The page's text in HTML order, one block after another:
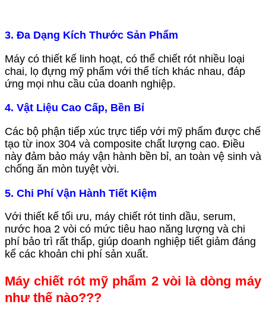
3. Đa Dạng Kích Thước Sản Phẩm
Máy có thiết kế linh hoạt, có thể chiết rót nhiều loại
chai, lọ đựng mỹ phẩm với thể tích khác nhau, đáp
ứng mọi nhu cầu của doanh nghiệp.
4. Vật Liệu Cao Cấp, Bền Bỉ
Các bộ phận tiếp xúc trực tiếp với mỹ phẩm được chế
tạo từ inox 304 và composite chất lượng cao. Điều
này đảm bảo máy vận hành bền bỉ, an toàn vệ sinh và
chống ăn mòn tuyệt vời.
5. Chi Phí Vận Hành Tiết Kiệm
Với thiết kế tối ưu, máy chiết rót tinh dầu, serum,
nước hoa 2 vòi có mức tiêu hao năng lượng và chi
phí bảo trì rất thấp, giúp doanh nghiệp tiết giảm đáng
kể các khoản chi phí sản xuất.
Máy chiết rót mỹ phẩm 2 vòi là dòng máy
như thế nào???